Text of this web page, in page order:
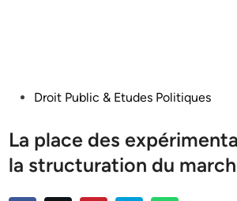
PostedDroit Public & Etudes Politiques
La place des
la structuration du